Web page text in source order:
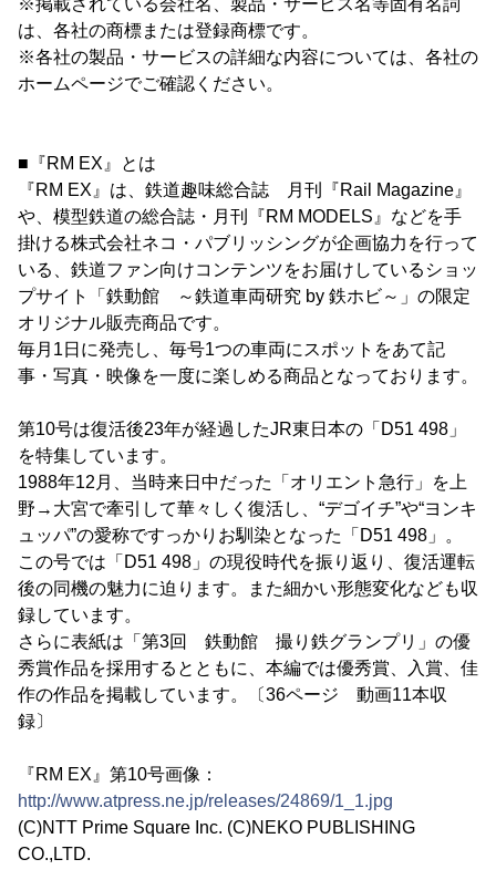
※掲載されている会社名、製品・サービス名等固有名詞
は、各社の商標または登録商標です。
※各社の製品・サービスの詳細な内容については、各社の
ホームページでご確認ください。
■『RM EX』とは
『RM EX』は、鉄道趣味総合誌 月刊『Rail Magazine』
や、模型鉄道の総合誌・月刊『RM MODELS』などを手
掛ける株式会社ネコ・パブリッシングが企画協力を行って
いる、鉄道ファン向けコンテンツをお届けしているショッ
プサイト「鉄動館 ～鉄道車両研究 by 鉄ホビ～」の限定
オリジナル販売商品です。
毎月1日に発売し、毎号1つの車両にスポットをあて記
事・写真・映像を一度に楽しめる商品となっております。
第10号は復活後23年が経過したJR東日本の「D51 498」
を特集しています。
1988年12月、当時来日中だった「オリエント急行」を上
野→大宮で牽引して華々しく復活し、“デゴイチ”や“ヨンキ
ュッパ”の愛称ですっかりお馴染となった「D51 498」。
この号では「D51 498」の現役時代を振り返り、復活運転
後の同機の魅力に迫ります。また細かい形態変化なども収
録しています。
さらに表紙は「第3回 鉄動館 撮り鉄グランプリ」の優
秀賞作品を採用するとともに、本編では優秀賞、入賞、佳
作の作品を掲載しています。〔36ページ 動画11本収
録〕
『RM EX』第10号画像：
http://www.atpress.ne.jp/releases/24869/1_1.jpg
(C)NTT Prime Square Inc. (C)NEKO PUBLISHING
CO.,LTD.